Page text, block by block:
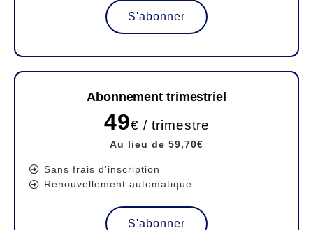
S'abonner
Abonnement trimestriel
49€ / trimestre
Au lieu de 59,70€
Sans frais d'inscription
Renouvellement automatique
S'abonner